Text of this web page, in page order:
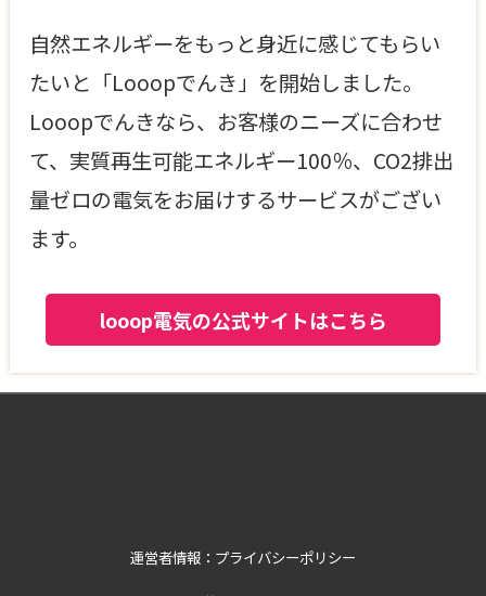
自然エネルギーをもっと身近に感じてもらい
たいと「Looopでんき」を開始しました。
Looopでんきなら、お客様のニーズに合わせ
て、実質再生可能エネルギー100％、CO2排出
量ゼロの電気をお届けするサービスがござい
ます。
looop電気の公式サイトはこちら
運営者情報：プライバシーポリシー